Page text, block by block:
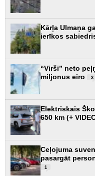
Kārļa Ulmaņa
ierīkos
“Virši” neto
miljonus eiro
3
Elektriskais
650 km (+
Ceļojuma
pasargāt
1